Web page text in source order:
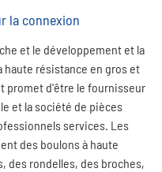
la connexion
et le développement et la
résistance en gros et
promet d'être le fournisseur
et la société de pièces
services. Les
des boulons à haute
des rondelles, des broches,